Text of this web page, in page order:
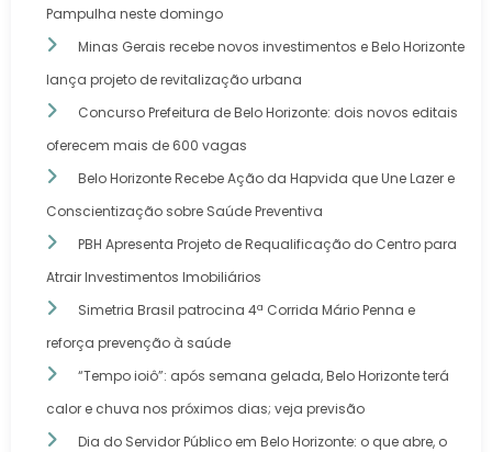
Pampulha neste domingo
Minas Gerais recebe novos investimentos e Belo Horizonte
lança projeto de revitalização urbana
Concurso Prefeitura de Belo Horizonte: dois novos editais
oferecem mais de 600 vagas
Belo Horizonte Recebe Ação da Hapvida que Une Lazer e
Conscientização sobre Saúde Preventiva
PBH Apresenta Projeto de Requalificação do Centro para
Atrair Investimentos Imobiliários
Simetria Brasil patrocina 4ª Corrida Mário Penna e
reforça prevenção à saúde
“Tempo ioiô”: após semana gelada, Belo Horizonte terá
calor e chuva nos próximos dias; veja previsão
Dia do Servidor Público em Belo Horizonte: o que abre, o